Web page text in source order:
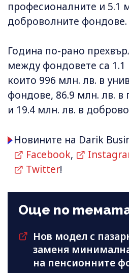
професионалните и 5.1
доброволните фондове.
Година по-рано
между фондовете са 1.1
които 996 млн. лв. в
фондове, 86.9 млн. лв. в
и 19.4 млн. лв. в
Новините на Darik
Facebook,
Twitter!
Още по
Нов модел с
заменя
на пенсионните